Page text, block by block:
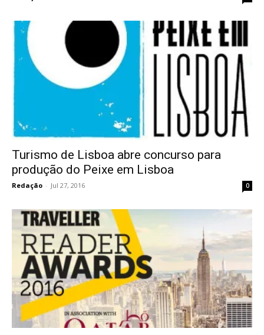
Turismo de Lisboa abre concurso para
produção do Peixe em Lisboa
Redação - Jul 27, 2016 0